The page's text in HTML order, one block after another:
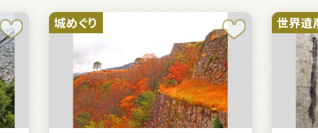
世界遺産 世界